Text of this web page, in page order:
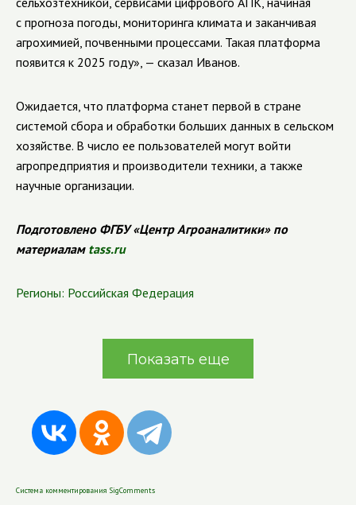
с прогноза погоды, мониторинга климата и заканчивая
агрохимией, почвенными процессами. Такая платформа
появится к 2025 году», — сказал Иванов.
Ожидается, что платформа станет первой в стране
системой сбора и обработки больших данных в сельском
хозяйстве. В число ее пользователей могут войти
агропредприятия и производители техники, а также
научные организации.
Подготовлено ФГБУ «Центр Агроаналитики» по
материалам tass.ru
Регионы: Российская Федерация
Показать еще
Система комментирования SigComments